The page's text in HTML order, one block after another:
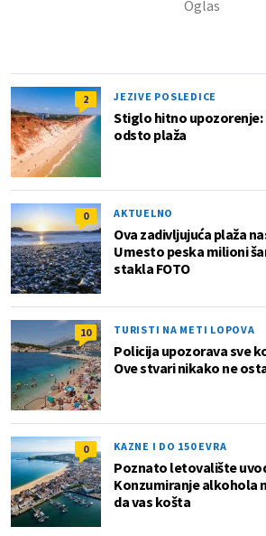
2 JEZIVE POSLEDICE
Stiglo hitno upozorenje:
odsto plaža
0 AKTUELNO
Ova zadivljujuća plaža
Umesto peska milioni
stakla FOTO
10 TURISTI NA METI LOPOVA
Policija upozorava sve
Ove stvari nikako ne
0 KAZNE I DO 150 EVRA
Poznato letovalište
Konzumiranje alkohola
da vas košta